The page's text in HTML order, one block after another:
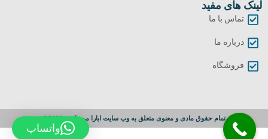
لینک های مفید
تماس با ما
درباره ما
فروشگاه
تمام حقوق مادی و معنوی متعلق به وب سایت ابارا می باشد. 2024©
واتساپ